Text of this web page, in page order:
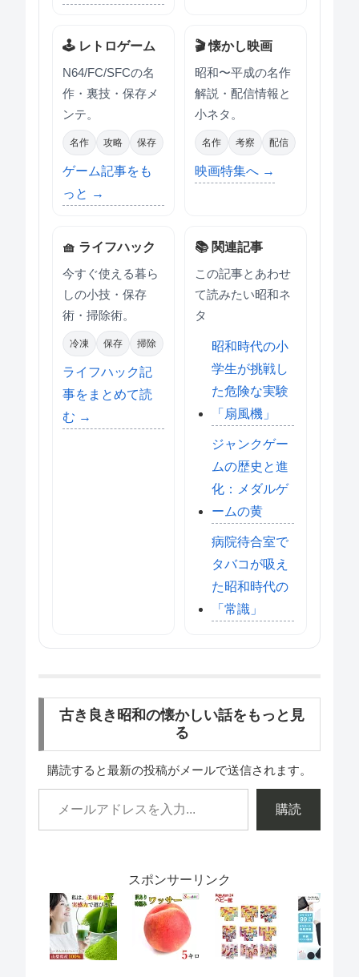
🕹 レトロゲーム
N64/FC/SFCの名
作・裏技・保存メ
ンテ。
名作 攻略 保存
ゲーム記事をも
っと →
🎬 懐かし映画
昭和〜平成の名作
解説・配信情報と
小ネタ。
名作 考察 配信
映画特集へ →
🧺 ライフハック
今すぐ使える暮ら
しの小技・保存
術・掃除術。
冷凍 保存 掃除
ライフハック記
事をまとめて読
む →
📚 関連記事
この記事とあわせ
て読みたい昭和ネ
タ
昭和時代の小
学生が挑戦し
た危険な実験
「扇風機」
ジャンクゲー
ムの歴史と進
化：メダルゲ
ームの黄
病院待合室で
タバコが吸え
た昭和時代の
「常識」
古き良き昭和の懐かしい話をもっと見
る
購読すると最新の投稿がメールで送信されます。
購読
スポンサーリンク